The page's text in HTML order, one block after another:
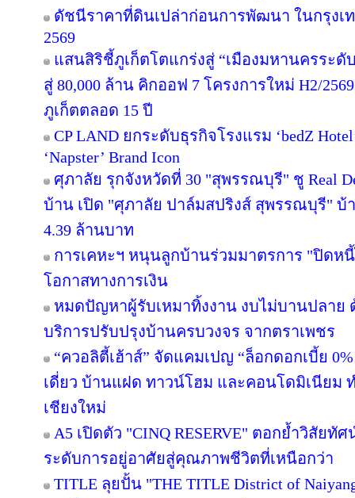
ดัชนีราคาที่ดินเปล่าก่อนการพัฒนา ในกรุงเ
2569
แสนสิริชี้ภูเก็ตโตแกร่งสู่ “เมืองมหานครระ
สู่ 80,000 ล้าน คิกออฟ 7 โครงการใหม่ H2/
ภูเก็ตตลอด 15 ปี
CP LAND ยกระดับธุรกิจโรงแรม ‘bedZ
‘Napster’ Brand Icon
ศุภาลัย รุกจังหวัดที่ 30 "สุพรรณบุรี" ชู Real
บ้าน เปิด "ศุภาลัย ปาล์มสปริงส์ สุพรรณบุรี" บ้
4.39 ล้านบาท
การเคหะฯ หนุนลูกบ้านร่วมมาตรการ "ปิดห
โอกาสทางการเงิน
หมดปัญหาผู้รับเหมาทิ้งงาน งบไม่บานปลาย ด้
บริการปรับปรุงบ้านครบวงจร จากตราเพชร
“ควอลิตี้เฮ้าส์” จัดแคมเปญ “ล็อกดอกเบี้ย
เดี่ยว บ้านแฝด ทาวน์โฮม และคอนโดมิเนียม
เชียงใหม่
A5 เปิดตัว "CINQ RESERVE" ตอกย้ำวิสัยทัศ
ระดับการอยู่อาศัยสู่คุณภาพชีวิตที่เหนือกว่า
TITLE ลุยปั้น "THE TITLE District of